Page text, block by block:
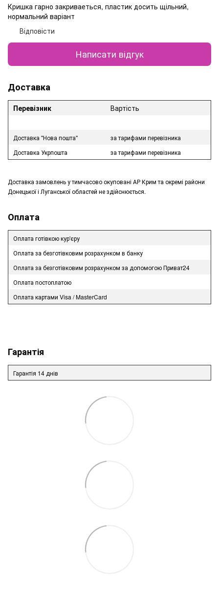
Кришка гарно закриваеться, пластик досить щільний,
нормальний варіант
Відповісти
Написати відгук
Доставка
Перевізник Вартість
Доставка "Нова пошта"
за тарифами перевізника
Доставка Укрпошта
за тарифами перевізника
Доставка замовлень у тимчасово окуповані АР Крим та окремі райони
Донецької і Луганської областей не здійснюється.
Оплата
Оплата готівкою кур'єру
Оплата за безготівковим розрахунком в банку
Оплата за безготівковим розрахунком за допомогою Приват24
Оплата постоплатою
Оплата картами Visa / MasterCard
Гарантія
Гарантія 14 днів